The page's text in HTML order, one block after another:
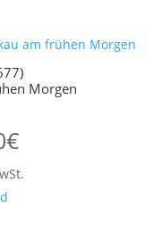
Morgen
€